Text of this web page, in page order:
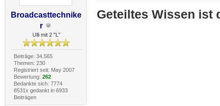
Broadcasttechnike
r
Ulli mit 2 "L"
Beiträge: 34.565
Themen: 230
Registriert seit: May 2007
Bewertung: 262
Bedankte sich: 7774
8531x gedankt in 6933
Beiträgen
Geteiltes Wissen ist